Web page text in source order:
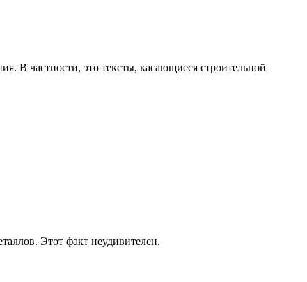
В частности, это тексты, касающиеся строительной
Этот факт неудивителен.